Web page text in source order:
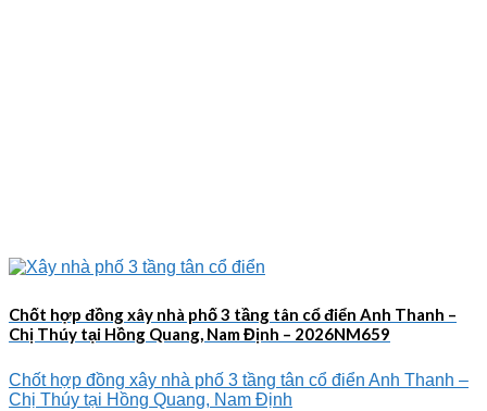
Chốt hợp đồng xây nhà phố 3 tầng tân cổ điển Anh Thanh –
Chị Thúy tại Hồng Quang, Nam Định – 2026NM659
Chốt hợp đồng xây nhà phố 3 tầng tân cổ điển Anh Thanh –
Chị Thúy tại Hồng Quang, Nam Định